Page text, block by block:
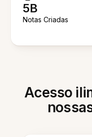
5B
Notas Criadas
Acesso